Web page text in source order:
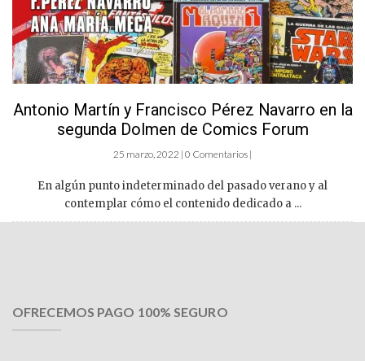
Antonio Martín y Francisco Pérez Navarro en la
segunda Dolmen de Comics Forum
25 marzo, 2022 | 0 Comentarios |
En algún punto indeterminado del pasado verano y al
contemplar cómo el contenido dedicado a ...
OFRECEMOS PAGO 100% SEGURO